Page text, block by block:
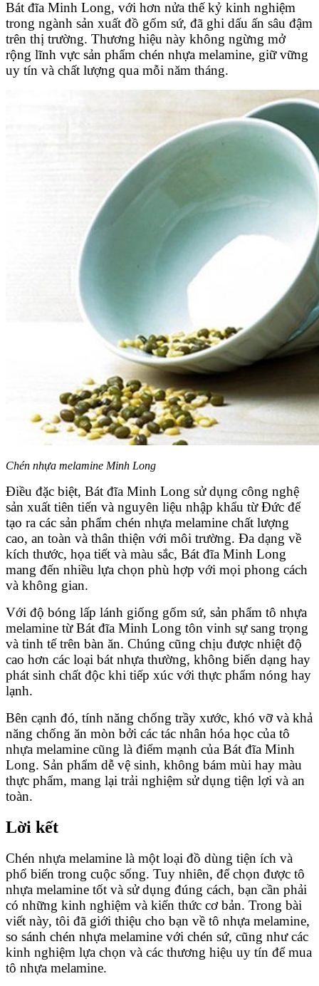
Bát đĩa Minh Long, với hơn nửa thế kỷ kinh nghiệm
trong ngành sản xuất đồ gốm sứ, đã ghi dấu ấn sâu đậm
trên thị trường. Thương hiệu này không ngừng mở
rộng lĩnh vực sản phẩm chén nhựa melamine, giữ vững
uy tín và chất lượng qua mỗi năm tháng.
Chén nhựa melamine Minh Long
Điều đặc biệt, Bát đĩa Minh Long sử dụng công nghệ
sản xuất tiên tiến và nguyên liệu nhập khẩu từ Đức để
tạo ra các sản phẩm chén nhựa melamine chất lượng
cao, an toàn và thân thiện với môi trường. Đa dạng về
kích thước, họa tiết và màu sắc, Bát đĩa Minh Long
mang đến nhiều lựa chọn phù hợp với mọi phong cách
và không gian.
Với độ bóng lấp lánh giống gốm sứ, sản phẩm tô nhựa
melamine từ Bát đĩa Minh Long tôn vinh sự sang trọng
và tinh tế trên bàn ăn. Chúng cũng chịu được nhiệt độ
cao hơn các loại bát nhựa thường, không biến dạng hay
phát sinh chất độc khi tiếp xúc với thực phẩm nóng hay
lạnh.
Bên cạnh đó, tính năng chống trầy xước, khó vỡ và khả
năng chống ăn mòn bởi các tác nhân hóa học của tô
nhựa melamine cũng là điểm mạnh của Bát đĩa Minh
Long. Sản phẩm dễ vệ sinh, không bám mùi hay màu
thực phẩm, mang lại trải nghiệm sử dụng tiện lợi và an
toàn.
Lời kết
Chén nhựa melamine là một loại đồ dùng tiện ích và
phổ biến trong cuộc sống. Tuy nhiên, để chọn được tô
nhựa melamine tốt và sử dụng đúng cách, bạn cần phải
có những kinh nghiệm và kiến thức cơ bản. Trong bài
viết này, tôi đã giới thiệu cho bạn về tô nhựa melamine,
so sánh chén nhựa melamine với chén sứ, cũng như các
kinh nghiệm lựa chọn và các thương hiệu uy tín để mua
tô nhựa melamine.